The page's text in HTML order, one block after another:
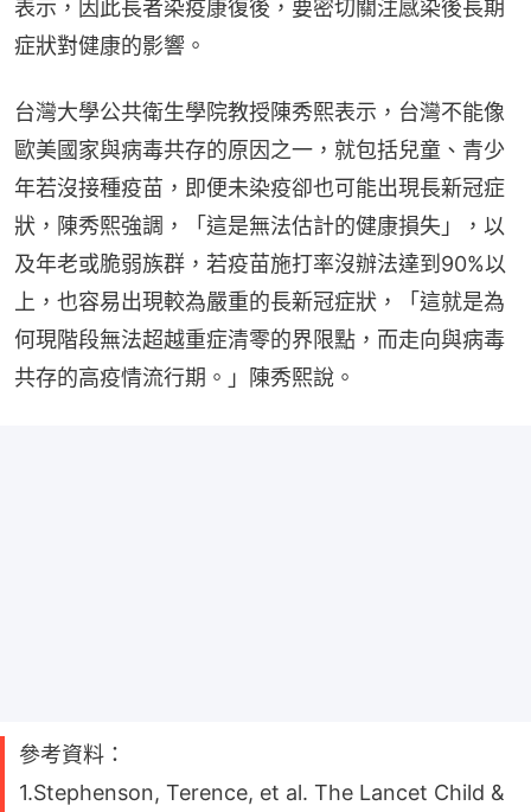
表示，因此長者染疫康復後，要密切關注感染後長期
症狀對健康的影響。
台灣大學公共衛生學院教授陳秀熙表示，台灣不能像
歐美國家與病毒共存的原因之一，就包括兒童、青少
年若沒接種疫苗，即便未染疫卻也可能出現長新冠症
狀，陳秀熙強調，「這是無法估計的健康損失」，以
及年老或脆弱族群，若疫苗施打率沒辦法達到90%以
上，也容易出現較為嚴重的長新冠症狀，「這就是為
何現階段無法超越重症清零的界限點，而走向與病毒
共存的高疫情流行期。」陳秀熙說。
參考資料：
1.Stephenson, Terence, et al. The Lancet Child &